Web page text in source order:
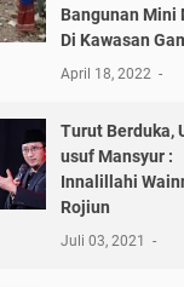
Bangunan Mini
Di Kawasan
April 18, 2022
Turut Berduka,
usuf Mansyur :
Innalillahi
Rojiun
Juli 03, 2021